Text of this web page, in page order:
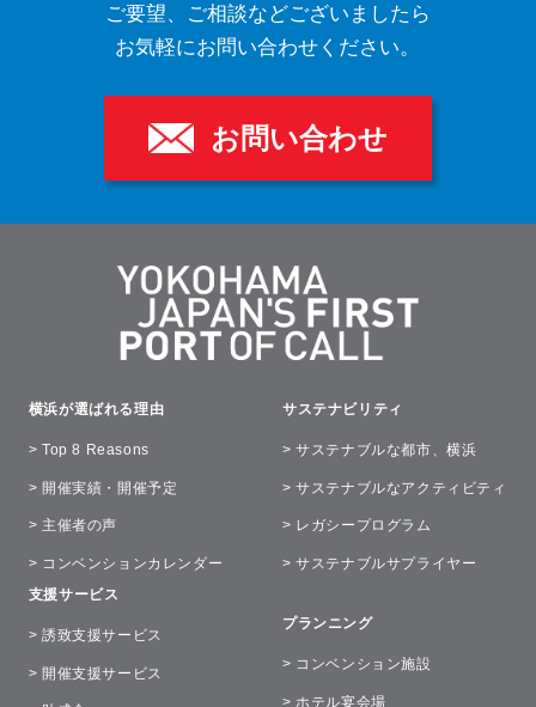
ご要望、ご相談などございましたら
お気軽にお問い合わせください。
お問い合わせ
横浜が選ばれる理由
> Top 8 Reasons
> 開催実績・開催予定
> 主催者の声
> コンベンションカレンダー
サステナビリティ
> サステナブルな都市、横浜
> サステナブルなアクティビティ
> レガシープログラム
> サステナブルサプライヤー
支援サービス
> 誘致支援サービス
> 開催支援サービス
プランニング
> コンベンション施設
> ホテル宴会場